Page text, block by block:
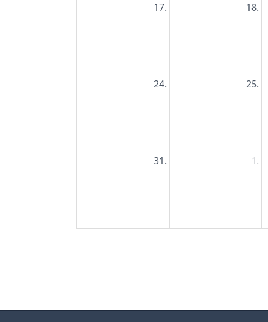
17. 18.
24. 25.
31. 1.